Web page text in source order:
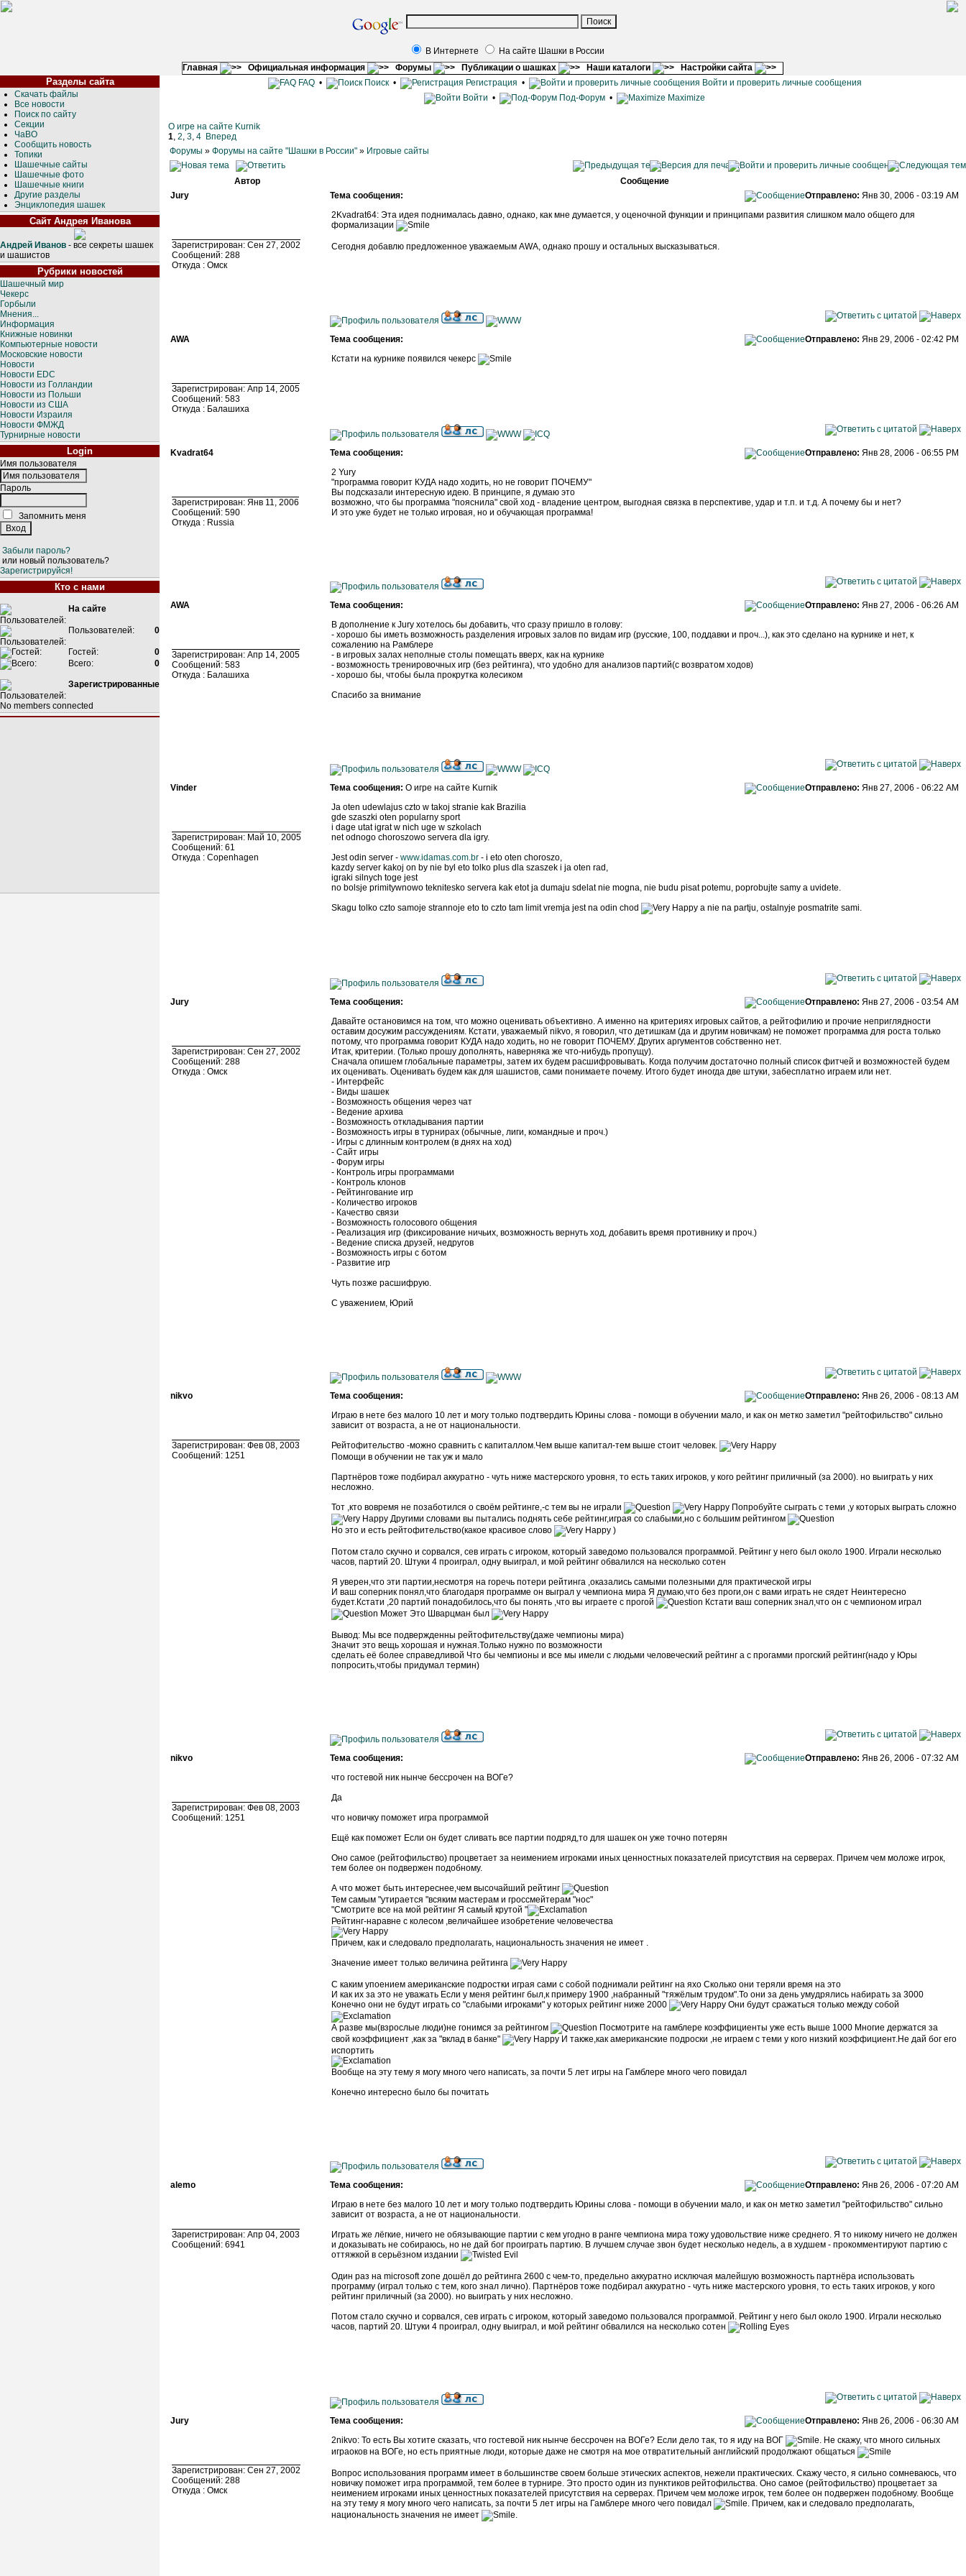
В Интернете
На сайте Шашки в России
Главная
Официальная информация Форумы Публикации о шашках Наши каталоги Настройки сайта
Разделы сайта
Скачать файлы
Все новости
Поиск по сайту
Секции
ЧаВО
Сообщить новость
Топики
Шашечные сайты
Шашечные фото
Шашечные книги
Другие разделы
Энциклопедия шашек
Сайт Андрея Иванова
Андрей Иванов - все секреты шашек
и шашистов
Рубрики новостей
Шашечный мир
Чекерс
Горбыли
Мнения...
Информация
Книжные новинки
Компьютерные новости
Московские новости
Новости
Новости EDC
Новости из Голландии
Новости из Польши
Новости из США
Новости Израиля
Новости ФМЖД
Турнирные новости
Login
Имя пользователя
Пароль
Запомнить меня
Забыли пароль?
или новый пользователь?
Зарегистрируйся!
Кто с нами
На сайте
Пользователей: 0
Гостей:
0
Всего:
0
Зарегистрированные
No members connected
FAQ• Поиск• Регистрация •
Войти и проверить личные сообщения
Войти • Под-Форум • Maximize
О игре на сайте Kurnik
1, 2, 3, 4 Вперед
Форумы » Форумы на сайте "Шашки в России" » Игровые сайты
Автор
Сообщение
Jury
Тема сообщения: Отправлено: Янв 30, 2006 - 03:19 AM
Зарегистрирован: Сен 27, 2002
Сообщений: 288
Откуда : Омск
2Kvadrat64: Эта идея поднималась давно, однако, как мне думается, у оценочной функции и принципами развития слишком мало общего для
формализации
Сегодня добавлю предложенное уважаемым AWA, однако прошу и остальных высказываться.
AWA Тема сообщения: Отправлено: Янв 29, 2006 - 02:42 PM
Зарегистрирован: Апр 14, 2005
Сообщений: 583
Откуда : Балашиха
Кстати на курнике появился чекерс
Kvadrat64 Тема сообщения: Отправлено: Янв 28, 2006 - 06:55 PM
Зарегистрирован: Янв 11, 2006
Сообщений: 590
Откуда : Russia
2 Yury
"программа говорит КУДА надо ходить, но не говорит ПОЧЕМУ"
Вы подсказали интересную идею. В принципе, я думаю это
возможно, что бы программа "пояснила" свой ход - владение центром, выгодная связка в перспективе, удар и т.п. и т.д. А почему бы и нет?
И это уже будет не только игровая, но и обучающая программа!
AWA Тема сообщения: Отправлено: Янв 27, 2006 - 06:26 AM
Зарегистрирован: Апр 14, 2005
Сообщений: 583
Откуда : Балашиха
В дополнение к Jury хотелось бы добавить, что сразу пришло в голову:
- хорошо бы иметь возможность разделения игровых залов по видам игр (русские, 100, поддавки и проч...), как это сделано на курнике и нет, к
сожалению на Рамблере
- в игровых залах неполные столы помещать вверх, как на курнике
- возможность тренировочных игр (без рейтинга), что удобно для анализов партий(с возвратом ходов)
- хорошо бы, чтобы была прокрутка колесиком
Спасибо за внимание
Vinder Тема сообщения: О игре на сайте Kurnik Отправлено: Янв 27, 2006 - 06:22 AM
Зарегистрирован: Май 10, 2005
Сообщений: 61
Откуда : Copenhagen
Ja oten udewlajus czto w takoj stranie kak Brazilia
gde szaszki oten popularny sport
i dage utat igrat w nich uge w szkolach
net odnogo choroszowo servera dla igry.
Jest odin server - www.idamas.com.br - i eto oten choroszo,
kazdy server kakoj on by nie byl eto tolko plus dla szaszek i ja oten rad,
igraki silnych toge jest
no bolsje primitywnowo teknitesko servera kak etot ja dumaju sdelat nie mogna, nie budu pisat potemu, poprobujte samy a uvidete.
Skagu tolko czto samoje strannoje eto to czto tam limit vremja jest na odin chod
a nie na partju, ostalnyje posmatrite sami.
Jury Тема сообщения: Отправлено: Янв 27, 2006 - 03:54 AM
Зарегистрирован: Сен 27, 2002
Сообщений: 288
Откуда : Омск
Давайте остановимся на том, что можно оценивать объективно. А именно на критериях игровых сайтов, а рейтофилию и прочие неприглядности
оставим досужим рассуждениям. Кстати, уважаемый nikvo, я говорил, что детишкам (да и другим новичкам) не поможет программа для роста только
потому, что программа говорит КУДА надо ходить, но не говорит ПОЧЕМУ. Других аргументов собственно нет.
Итак, критерии. (Только прошу дополнять, наверняка же что-нибудь пропущу).
Сначала опишем глобальные параметры, затем их будем расшифровывать. Когда получим достаточно полный список фитчей и возможностей будем
их оценивать. Оценивать будем как для шашистов, сами понимаете почему. Итого будет иногда две штуки, забесплатно играем или нет.
- Интерфейс
- Виды шашек
- Возможность общения через чат
- Ведение архива
- Возможность откладывания партии
- Возможность игры в турнирах (обычные, лиги, командные и проч.)
- Игры с длинным контролем (в днях на ход)
- Сайт игры
- Форум игры
- Контроль игры программами
- Контроль клонов
- Рейтингование игр
- Количество игроков
- Качество связи
- Возможность голосового общения
- Реализация игр (фиксирование ничьих, возможность вернуть ход, добавить время противнику и проч.)
- Ведение списка друзей, недругов
- Возможность игры с ботом
- Развитие игр
Чуть позже расшифрую.
С уважением, Юрий
nikvo Тема сообщения: Отправлено: Янв 26, 2006 - 08:13 AM
Зарегистрирован: Фев 08, 2003
Сообщений: 1251
Играю в нете без малого 10 лет и могу только подтвердить Юрины слова - помощи в обучении мало, и как он метко заметил "рейтофильство" сильно
зависит от возраста, а не от национальности.
Рейтофительство -можно сравнить с капиталлом.Чем выше капитал-тем выше стоит человек.
Помощи в обучении не так уж и мало
Партнёров тоже подбирал аккуратно - чуть ниже мастерского уровня, то есть таких игроков, у кого рейтинг приличный (за 2000). но выиграть у них
несложно.
Тот ,кто вовремя не позаботился о своём рейтинге,-с тем вы не играли
Попробуйте сыграть с теми ,у которых выграть сложно
Другими словами вы пытались поднять себе рейтинг,играя со слабыми,но с большим рейтингом
Но это и есть рейтофительство(какое красивое слово
)
Потом стало скучно и сорвался, сев играть с игроком, который заведомо пользовался программой. Рейтинг у него был около 1900. Играли несколько
часов, партий 20. Штуки 4 проиграл, одну выиграл, и мой рейтинг обвалился на несколько сотен
Я уверен,что эти партии,несмотря на горечь потери рейтинга ,оказались самыми полезными для практической игры
И ваш соперник понял,что благодаря программе он выграл у чемпиона мира Я думаю,что без проги,он с вами играть не сядет Неинтересно
будет.Кстати ,20 партий понадобилось,что бы понять ,что вы играете с прогой
Кстати ваш соперник знал,что он с чемпионом играл
Может Это Шварцман был
Вывод: Мы все подвержденны рейтофительству(даже чемпионы мира)
Значит это вещь хорошая и нужная.Только нужно по возможности
сделать её более справедливой Что бы чемпионы и все мы имели с людьми человеческий рейтинг а с прогамми прогский рейтинг(надо у Юры
попросить,чтобы придумал термин)
nikvo Тема сообщения: Отправлено: Янв 26, 2006 - 07:32 AM
Зарегистрирован: Фев 08, 2003
Сообщений: 1251
что гостевой ник нынче бессрочен на ВОГе?
Да
что новичку поможет игра программой
Ещё как поможет Если он будет сливать все партии подряд,то для шашек он уже точно потерян
Оно самое (рейтофильство) процветает за неимением игроками иных ценностных показателей присутствия на серверах. Причем чем моложе игрок,
тем более он подвержен подобному.
А что может быть интереснее,чем высочайший рейтинг
Тем самым "утирается "всяким мастерам и гроссмейтерам "нос"
"Смотрите все на мой рейтинг Я самый крутой "
Рейтинг-наравне с колесом ,величайшее изобретение человечества
Причем, как и следовало предполагать, национальность значения не имеет .
Значение имеет только величина рейтинга
С каким упоением американские подростки играя сами с собой поднимали рейтинг на яхо Сколько они теряли время на это
И как их за это не уважать Если у меня рейтинг был,к примеру 1900 ,набранный "тяжёлым трудом".То они за день умудрялись набирать за 3000
Конечно они не будут играть со "слабыми игроками" у которых рейтинг ниже 2000
Они будут сражаться только между собой
А разве мы(взрослые люди)не гонимся за рейтингом
Посмотрите на гамблере коэффициенты уже есть выше 1000 Многие держатся за
свой коэффициент ,как за "вклад в банке"
И также,как американские подроски ,не играем с теми у кого низкий коэффициент.Не дай бог его
испортить
Вообще на эту тему я могу много чего написать, за почти 5 лет игры на Гамблере много чего повидал
Конечно интересно было бы почитать
alemo Тема сообщения: Отправлено: Янв 26, 2006 - 07:20 AM
Зарегистрирован: Апр 04, 2003
Сообщений: 6941
Играю в нете без малого 10 лет и могу только подтвердить Юрины слова - помощи в обучении мало, и как он метко заметил "рейтофильство" сильно
зависит от возраста, а не от национальности.
Играть же лёгкие, ничего не обязывающие партии с кем угодно в ранге чемпиона мира тожу удовольствие ниже среднего. Я то никому ничего не должен
и доказывать не собираюсь, но не дай бог проиграть партию. В лучшем случае звон будет несколько недель, а в худшем - прокомментируют партию с
оттяжкой в серьёзном издании
Один раз на microsoft zone дошёл до рейтинга 2600 с чем-то, предельно аккуратно исключая малейшую возможность партнёра использовать
программу (играл только с тем, кого знал лично). Партнёров тоже подбирал аккуратно - чуть ниже мастерского уровня, то есть таких игроков, у кого
рейтинг приличный (за 2000). но выиграть у них несложно.
Потом стало скучно и сорвался, сев играть с игроком, который заведомо пользовался программой. Рейтинг у него был около 1900. Играли несколько
часов, партий 20. Штуки 4 проиграл, одну выиграл, и мой рейтинг обвалился на несколько сотен
Jury Тема сообщения: Отправлено: Янв 26, 2006 - 06:30 AM
Зарегистрирован: Сен 27, 2002
Сообщений: 288
Откуда : Омск
2nikvo: То есть Вы хотите сказать, что гостевой ник нынче бессрочен на ВОГе? Если дело так, то я иду на ВОГ
. Не скажу, что много сильных
играоков на ВОГе, но есть приятные люди, которые даже не смотря на мое отвратительный английский продолжают общаться
Вопрос использования программ имеет в большинстве своем больше этических аспектов, нежели практических. Скажу често, я сильно сомневаюсь, что
новичку поможет игра программой, тем более в турнире. Это просто один из пунктиков рейтофильства. Оно самое (рейтофильство) процветает за
неимением игроками иных ценностных показателей присутствия на серверах. Причем чем моложе игрок, тем более он подвержен подобному. Вообще
на эту тему я могу много чего написать, за почти 5 лет игры на Гамблере много чего повидал
. Причем, как и следовало предполагать,
национальность значения не имеет
.